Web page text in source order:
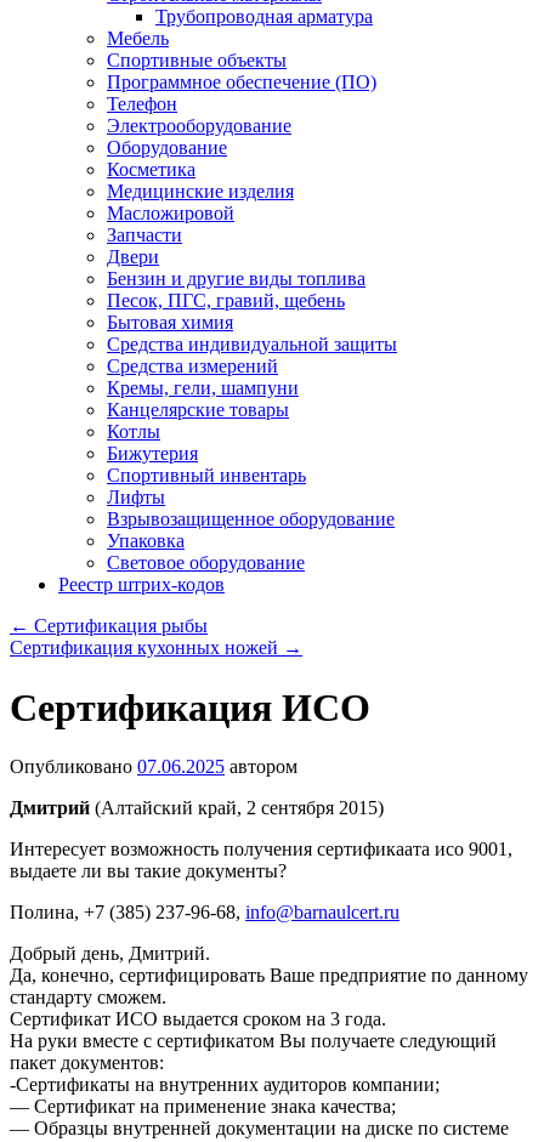
Трубопроводная арматура
Мебель
Спортивные объекты
Программное обеспечение (ПО)
Телефон
Электрооборудование
Оборудование
Косметика
Медицинские изделия
Масложировой
Запчасти
Двери
Бензин и другие виды топлива
Песок, ПГС, гравий, щебень
Бытовая химия
Средства индивидуальной защиты
Средства измерений
Кремы, гели, шампуни
Канцелярские товары
Котлы
Бижутерия
Спортивный инвентарь
Лифты
Взрывозащищенное оборудование
Упаковка
Световое оборудование
Реестр штрих-кодов
← Сертификация рыбы
Сертификация кухонных ножей →
Сертификация ИСО
Опубликовано 07.06.2025 автором
Дмитрий (Алтайский край, 2 сентября 2015)
Интересует возможность получения сертификаата исо 9001,
выдаете ли вы такие документы?
Полина, +7 (385) 237-96-68, info@barnaulcert.ru
Добрый день, Дмитрий.
Да, конечно, сертифицировать Ваше предприятие по данному
стандарту сможем.
Сертификат ИСО выдается сроком на 3 года.
На руки вместе с сертификатом Вы получаете следующий
пакет документов:
-Сертификаты на внутренних аудиторов компании;
— Сертификат на применение знака качества;
— Образцы внутренней документации на диске по системе